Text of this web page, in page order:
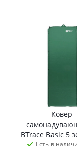
Ковер
BTrace Basic 5
Есть в